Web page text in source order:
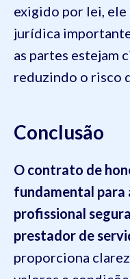
exigido por lei, ele
jurídica
as partes estejam
reduzindo o risco
Conclusão
O contrato de
fundamental para
profissional
prestador de
proporciona